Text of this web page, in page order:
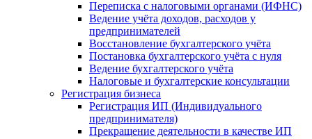
Переписка с налоговыми органами (ИФНС)
Ведение учёта доходов, расходов у
предпринимателей
Восстановление бухгалтерского учёта
Постановка бухгалтерского учёта с нуля
Ведение бухгалтерского учёта
Налоговые и бухгалтерские консультации
Регистрация бизнеса
Регистрация ИП (Индивидуального
предпринимателя)
Прекращение деятельности в качестве ИП